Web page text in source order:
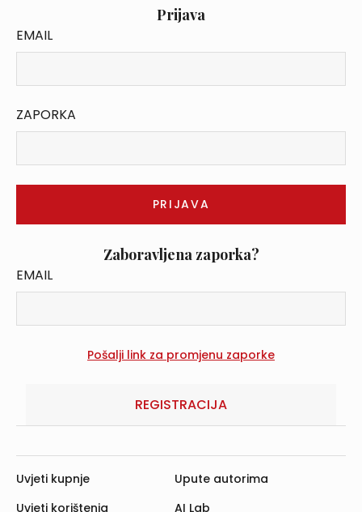
Prijava
EMAIL
ZAPORKA
Zaboravljena zaporka?
EMAIL
REGISTRACIJA
Uvjeti kupnje
Uvjeti korištenja
Upute autorima
AI Lab